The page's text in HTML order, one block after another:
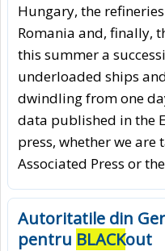
Hungary, the
Romania and, finally,
this summer a
underloaded ships
dwindling from one
data published in the
press, whether we are
Associated Press or
Autoritatile din
pentru BLACKout